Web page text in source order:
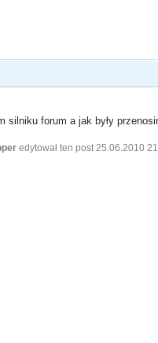
silniku forum a jak były
edytował ten post 25.06.2010